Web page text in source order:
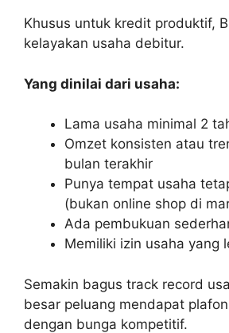
Khusus untuk kredit produktif,
kelayakan usaha debitur.
Yang dinilai dari usaha:
Lama usaha minimal 2
Omzet konsisten atau
bulan terakhir
Punya tempat usaha
(bukan online shop di
Ada pembukuan
Memiliki izin usaha yang
Semakin bagus track record
besar peluang mendapat
dengan bunga kompetitif.